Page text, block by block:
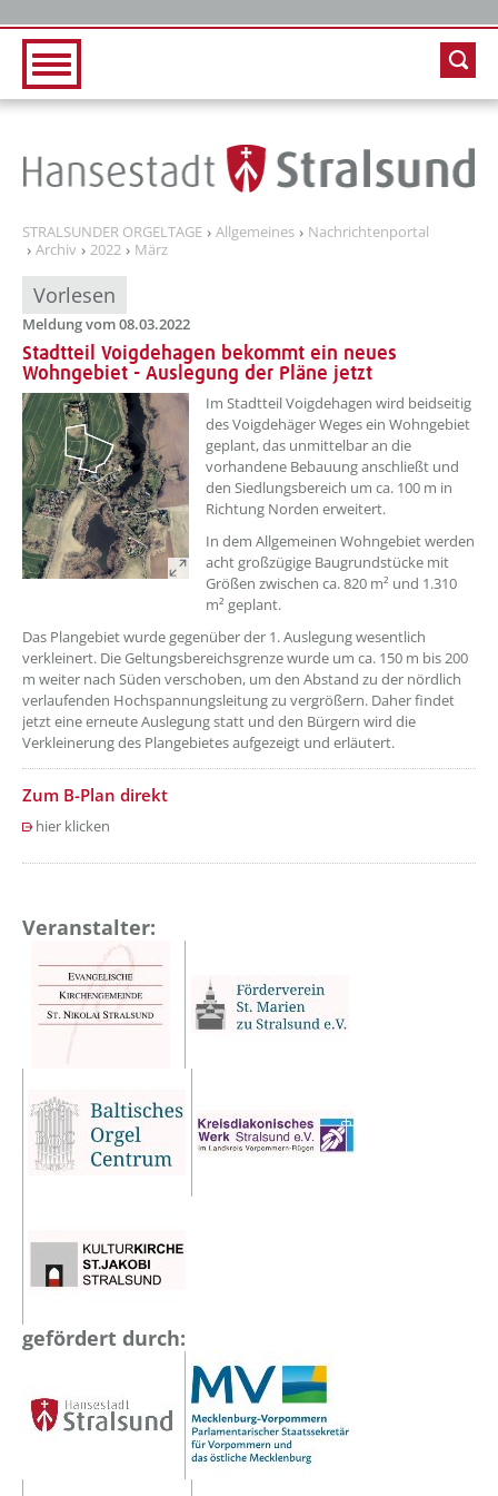
STRALSUNDER ORGELTAGE Allgemeines
Nachrichtenportal
Archiv
2022 März
Vorlesen
Meldung vom 08.03.2022
Stadtteil Voigdehagen bekommt ein neues
Wohngebiet - Auslegung der Pläne jetzt
??? absaetzeOben[1]/titel ???
Im Stadtteil Voigdehagen wird beidseitig
des Voigdehäger Weges ein Wohngebiet
geplant, das unmittelbar an die
vorhandene Bebauung anschließt und
den Siedlungsbereich um ca. 100 m in
Richtung Norden erweitert.
In dem Allgemeinen Wohngebiet werden
acht großzügige Baugrundstücke mit
Größen zwischen ca. 820 m² und 1.310
m² geplant.
Das Plangebiet wurde gegenüber der 1. Auslegung wesentlich
verkleinert. Die Geltungsbereichsgrenze wurde um ca. 150 m bis 200
m weiter nach Süden verschoben, um den Abstand zu der nördlich
verlaufenden Hochspannungsleitung zu vergrößern. Daher findet
jetzt eine erneute Auslegung statt und den Bürgern wird die
Verkleinerung des Plangebietes aufgezeigt und erläutert.
Zum B-Plan direkt
hier klicken
Veranstalter:
gefördert durch: